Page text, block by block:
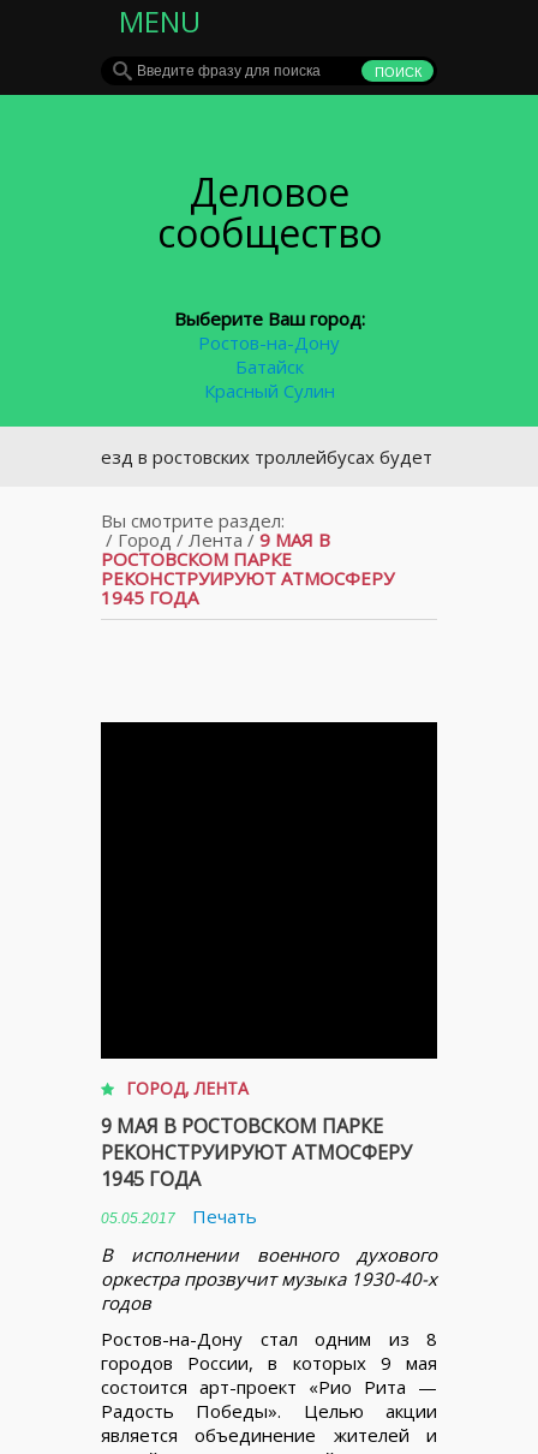
MENU
Деловое
сообщество
Выберите Ваш город:
Ростов-на-Дону
Батайск
Красный Сулин
в ростовских троллейбусах будет бесплатным
Вы смотрите раздел:
/ Город/ Лента / 9 МАЯ В
РОСТОВСКОМ ПАРКЕ
РЕКОНСТРУИРУЮТ АТМОСФЕРУ
1945 ГОДА
ГОРОД,ЛЕНТА
9 МАЯ В РОСТОВСКОМ ПАРКЕ
РЕКОНСТРУИРУЮТ АТМОСФЕРУ
1945 ГОДА
05.05.2017
Печать
В исполнении военного духового
оркестра прозвучит музыка 1930-40-х
годов
Ростов-на-Дону стал одним из 8
городов России, в которых 9 мая
состоится арт-проект «Рио Рита —
Радость Победы». Целью акции
является объединение жителей и